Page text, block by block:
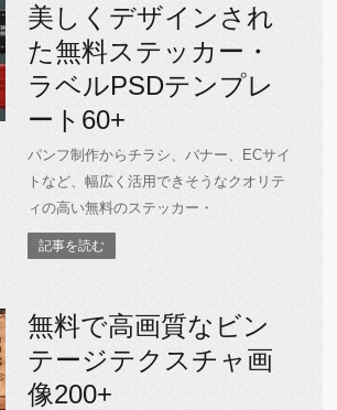
美しくデザインされ
た無料ステッカー・
ラベルPSDテンプレ
ート60+
パンフ制作からチラシ、バナー、ECサイ
トなど、幅広く活用できそうなクオリテ
ィの高い無料のステッカー・
記事を読む
無料で高画質なビン
テージテクスチャ画
像200+